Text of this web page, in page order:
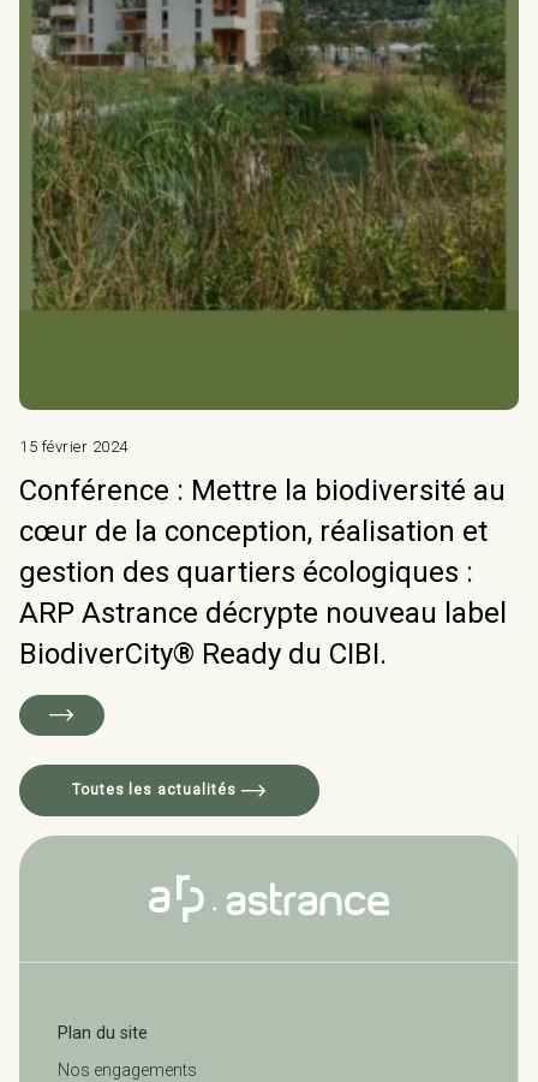
15 février 2024
Conférence : Mettre la biodiversité au
cœur de la conception, réalisation et
gestion des quartiers écologiques :
ARP Astrance décrypte nouveau label
BiodiverCity® Ready du CIBI.
Toutes les actualités
Plan du site
Nos engagements